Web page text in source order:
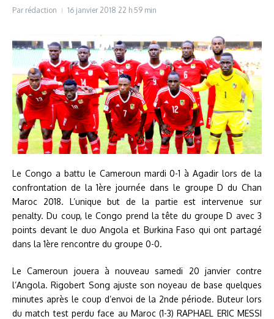
Par rédaction 16 janvier 2018 22 h 59 min
Le Congo a battu le Cameroun mardi 0-1 à Agadir lors de la
confrontation de la 1ère journée dans le groupe D du Chan
Maroc 2018. L’unique but de la partie est intervenue sur
penalty. Du coup, le Congo prend la tête du groupe D avec 3
points devant le duo Angola et Burkina Faso qui ont partagé
dans la 1ère rencontre du groupe 0-0.
Le Cameroun jouera à nouveau samedi 20 janvier contre
l’Angola. Rigobert Song ajuste son noyeau de base quelques
minutes après le coup d’envoi de la 2nde période. Buteur lors
du match test perdu face au Maroc (1-3) RAPHAEL ERIC MESSI